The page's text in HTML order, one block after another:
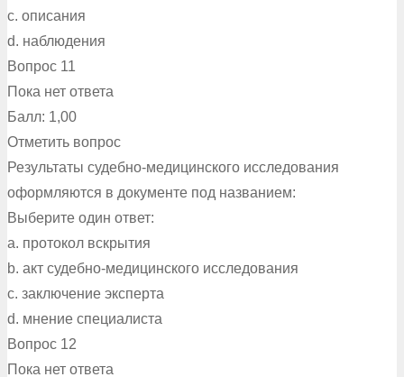
c. описания
d. наблюдения
Вопрос 11
Пока нет ответа
Балл: 1,00
Отметить вопрос
Результаты судебно-медицинского исследования
оформляются в документе под названием:
Выберите один ответ:
a. протокол вскрытия
b. акт судебно-медицинского исследования
c. заключение эксперта
d. мнение специалиста
Вопрос 12
Пока нет ответа